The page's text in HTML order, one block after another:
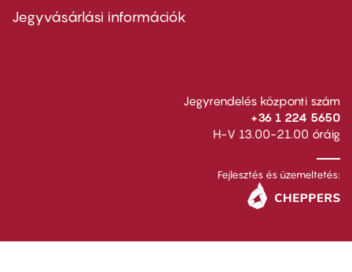
second
Jegyvásárlási információk
Jegyrendelés központi szám
+36 1 224 5650
H-V 13.00-21.00 óráig
Fejlesztés és üzemeltetés: